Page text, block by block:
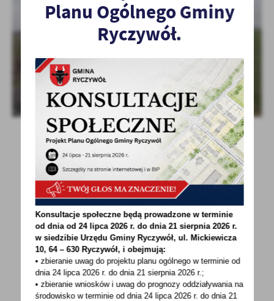
POWRÓT UDOSTĘPNIJ
POPRZEDNI NASTĘPNY
Planu Ogólnego Gminy
Ryczywół.
Konsultacje społeczne będą prowadzone w terminie
od dnia od 24 lipca 2026 r. do dnia 21 sierpnia 2026 r.
w siedzibie Urzędu Gminy Ryczywół, ul. Mickiewicza
10, 64 – 630 Ryczywół, i obejmują:
• zbieranie uwag do projektu planu ogólnego w terminie od
dnia 24 lipca 2026 r. do dnia 21 sierpnia 2026 r.;
• zbieranie wniosków i uwag do prognozy oddziaływania na
środowisko w terminie od dnia 24 lipca 2026 r. do dnia 21